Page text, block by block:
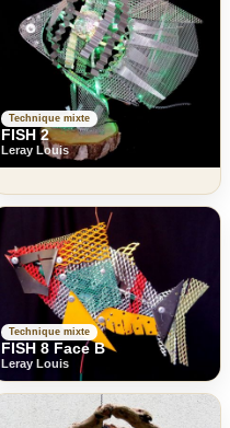
Technique mixte
FISH 2
Leray Louis
Technique mixte
FISH 8 Face B
Leray Louis